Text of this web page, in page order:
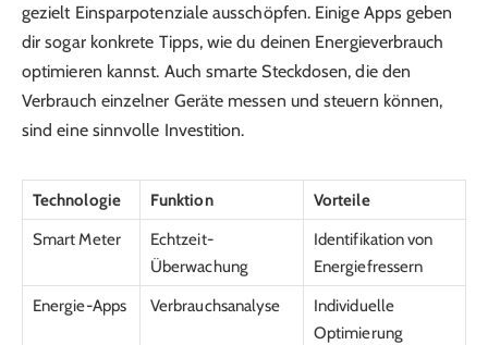
gezielt Einsparpotenziale ausschöpfen. Einige Apps geben
dir sogar konkrete Tipps, wie du deinen Energieverbrauch
optimieren kannst. Auch smarte Steckdosen, die den
Verbrauch einzelner Geräte messen und steuern können,
sind eine sinnvolle Investition.
Technologie Funktion
Vorteile
Smart Meter
Echtzeit-
Überwachung
Identifikation von
Energiefressern
Energie-Apps
Verbrauchsanalyse
Individuelle
Optimierung